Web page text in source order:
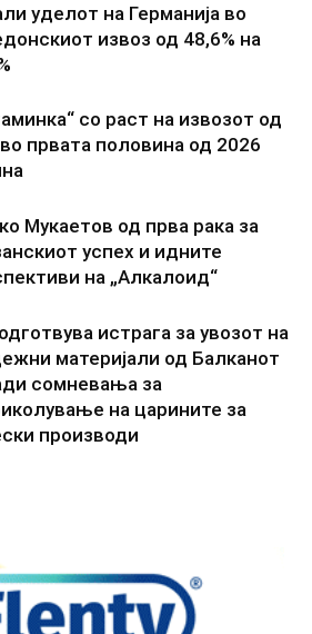
уделот на Германија во
извоз од 48,6% на
со раст на извозот од
првата половина од 2026
Мукаетов од прва рака за
успех и идните
на „Алкалоид“
истрага за увозот на
материјали од Балканот
сомневања за
на царините за
производи